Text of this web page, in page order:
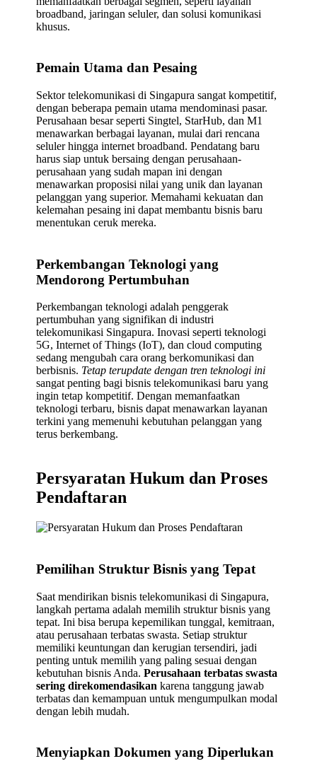
broadband, jaringan seluler, dan solusi komunikasi
khusus.
Pemain Utama dan Pesaing
Sektor telekomunikasi di Singapura sangat kompetitif,
dengan beberapa pemain utama mendominasi pasar.
Perusahaan besar seperti Singtel, StarHub, dan M1
menawarkan berbagai layanan, mulai dari rencana
seluler hingga internet broadband. Pendatang baru
harus siap untuk bersaing dengan perusahaan-
perusahaan yang sudah mapan ini dengan
menawarkan proposisi nilai yang unik dan layanan
pelanggan yang superior. Memahami kekuatan dan
kelemahan pesaing ini dapat membantu bisnis baru
menentukan ceruk mereka.
Perkembangan Teknologi yang
Mendorong Pertumbuhan
Perkembangan teknologi adalah penggerak
pertumbuhan yang signifikan di industri
telekomunikasi Singapura. Inovasi seperti teknologi
5G, Internet of Things (IoT), dan cloud computing
sedang mengubah cara orang berkomunikasi dan
berbisnis. Tetap terupdate dengan tren teknologi ini
sangat penting bagi bisnis telekomunikasi baru yang
ingin tetap kompetitif. Dengan memanfaatkan
teknologi terbaru, bisnis dapat menawarkan layanan
terkini yang memenuhi kebutuhan pelanggan yang
terus berkembang.
Persyaratan Hukum dan Proses
Pendaftaran
Pemilihan Struktur Bisnis yang Tepat
Saat mendirikan bisnis telekomunikasi di Singapura,
langkah pertama adalah memilih struktur bisnis yang
tepat. Ini bisa berupa kepemilikan tunggal, kemitraan,
atau perusahaan terbatas swasta. Setiap struktur
memiliki keuntungan dan kerugian tersendiri, jadi
penting untuk memilih yang paling sesuai dengan
kebutuhan bisnis Anda.Perusahaan terbatas swasta
sering direkomendasikan karena tanggung jawab
terbatas dan kemampuan untuk mengumpulkan modal
dengan lebih mudah.
Menyiapkan Dokumen yang Diperlukan